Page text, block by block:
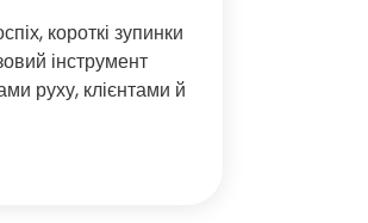
короткі зупинки
інструмент
руху, клієнтами й